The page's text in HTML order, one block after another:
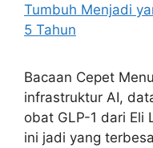
Bacaan Cepet
infrastruktur AI,
obat GLP-1 dari Eli
ini jadi yang